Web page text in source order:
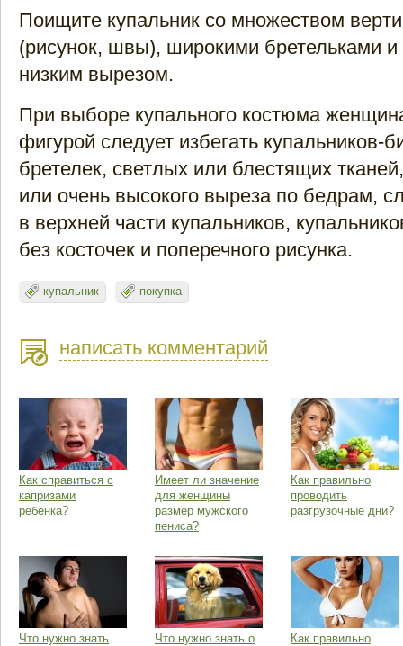
Поищите купальник со множеством
(рисунок, швы), широкими бретельками и
низким вырезом.
При выборе купального костюма
фигурой следует избегать купальников-
бретелек, светлых или блестящих
или очень высокого выреза по бедрам,
в верхней части купальников,
без косточек и поперечного рисунка.
купальник покупка
написать комментарий
Как справиться с
капризами
ребёнка?
Имеет ли значение
для женщины
размер мужского
пениса?
Как правильно
проводить
разгрузочные дни?
Что нужно знать
Что нужно знать о
Как правильно